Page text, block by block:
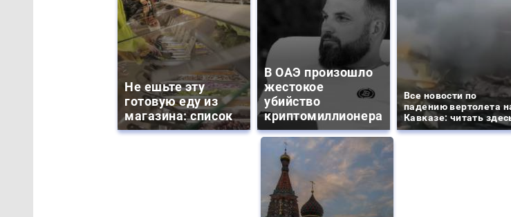
Не ешьте эту
готовую еду из
магазина: список
В ОАЭ произошло
жестокое
убийство
криптомиллионера
Все новости по
падению вертолета
Кавказе: читать